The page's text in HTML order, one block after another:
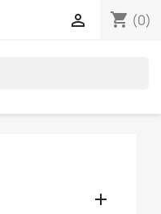
shopping_cart (0)

